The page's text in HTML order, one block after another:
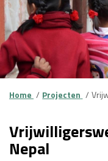
Home Projecten
Nepal